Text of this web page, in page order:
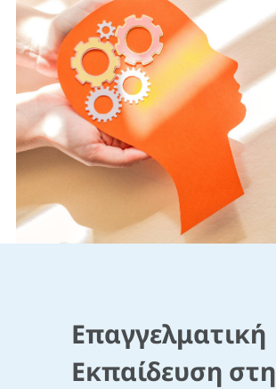
Επαγγελματική
Εκπαίδευση στη